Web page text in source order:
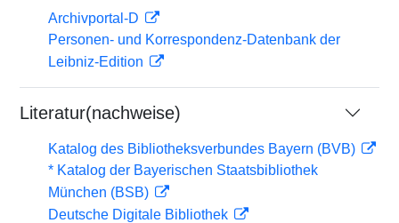
Archivportal-D
Personen- und Korrespondenz-Datenbank der
Leibniz-Edition
Literatur(nachweise)
Katalog des Bibliotheksverbundes Bayern (BVB)
* Katalog der Bayerischen Staatsbibliothek
München (BSB)
Deutsche Digitale Bibliothek